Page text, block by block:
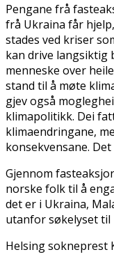
Pengane frå
frå Ukraina får
stades ved kriser
kan drive langsiktig
menneske over
stand til å møte
gjev også
klimapolitikk. Dei
klimaendringane,
konsekvensane.
Gjennom
norske folk til å
det er i Ukraina,
utanfor søkelyset til
Helsing sokneprest